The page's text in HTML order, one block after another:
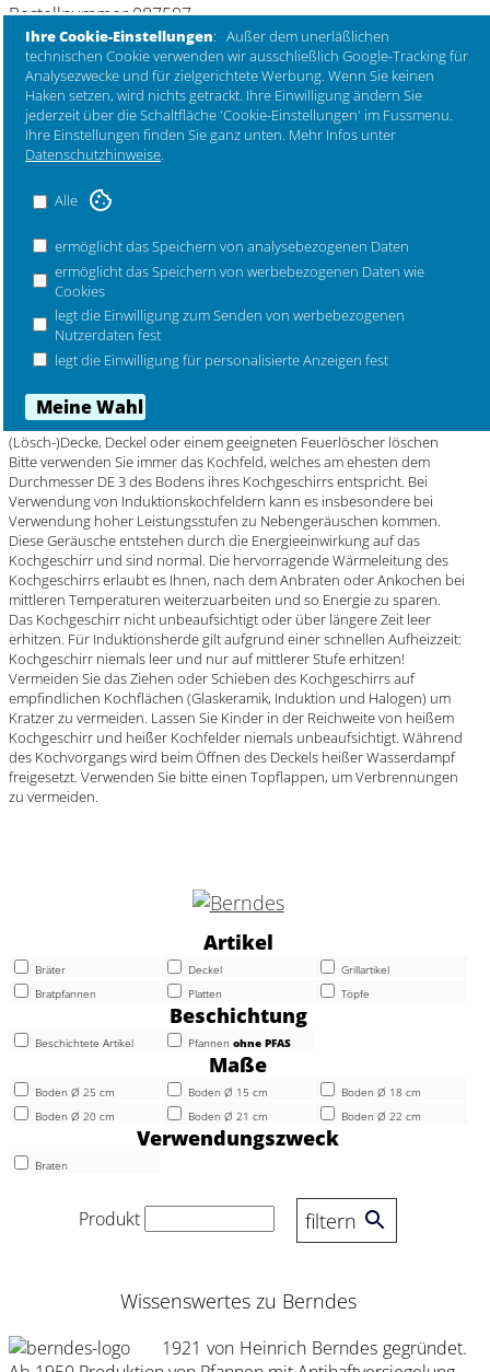
Ihre Cookie-Einstellungen: Außer dem unerläßlichen
technischen Cookie verwenden wir ausschließlich Google-Tracking für
Analysezwecke und für zielgerichtete Werbung. Wenn Sie keinen
Haken setzen, wird nichts getrackt. Ihre Einwilligung ändern Sie
jederzeit über die Schaltfläche 'Cookie-Einstellungen' im Fussmenu.
Ihre Einstellungen finden Sie ganz unten. Mehr Infos unter
Datenschutzhinweise
Alle
ermöglicht das Speichern von analysebezogenen Daten
ermöglicht das Speichern von werbebezogenen Daten wie
Cookies
legt die Einwilligung zum Senden von werbebezogenen
Nutzerdaten fest
legt die Einwilligung für personalisierte Anzeigen fest
Mehr Marken ...
Bestellnummer 087597
Sicherheitshinweise zu diesem Produkt
Zur Sicherheit folgende Hinweise:
Zur Erhaltung Ihres hochwertigen Kochgeschirres meiden Sie
scharfkantige oder spitze Gegenstände wie Messer oder Gabeln.
Gebrauchsspuren wie bspw Kratzspuren beeinträchtigen die Funktion
des Geschirrs nicht, wir empfehlen trotzdem die Verwendung von Holz-
oder Kunststoffküchenhelfern. Mit dem Fingernagel spürbare Kratzer
können die Versiegelung langfristig schädigen. Eine Zugabe von Öl oder
notwendig. wird aber beim Braten mit keramik- oder quarzversiegeltem
(b.nature) Kochgeschirr empohlen. Einige Tropfen Öl oder Fett sind
dabei ausreichend. Wichtig ist jedoch die Wahl des richtigen Öls oder
vermeiden. Weiterführende Informationen finden Sie auf unseren
Internetseiten unter www.berndes.com Wir raten davon ab „Sprüh-Öle“
zu verwenden, da diese einen sehr dünnen Film erzeugen, der schon
auf heißes Fett, da dies zu schwerwiegenden Verpuffungen führen
kann. Brennendes Fett nicht mit Wasser, sondern mit einer
(Lösch-)Decke, Deckel oder einem geeigneten Feuerlöscher löschen
Bitte verwenden Sie immer das Kochfeld, welches am ehesten dem
Durchmesser DE 3 des Bodens ihres Kochgeschirrs entspricht. Bei
Verwendung von Induktionskochfeldern kann es insbesondere bei
Verwendung hoher Leistungsstufen zu Nebengeräuschen kommen.
Diese Geräusche entstehen durch die Energieeinwirkung auf das
Kochgeschirr und sind normal. Die hervorragende Wärmeleitung des
Kochgeschirrs erlaubt es Ihnen, nach dem Anbraten oder Ankochen bei
mittleren Temperaturen weiterzuarbeiten und so Energie zu sparen.
Das Kochgeschirr nicht unbeaufsichtigt oder über längere Zeit leer
erhitzen. Für Induktionsherde gilt aufgrund einer schnellen Aufheizzeit:
Kochgeschirr niemals leer und nur auf mittlerer Stufe erhitzen!
Vermeiden Sie das Ziehen oder Schieben des Kochgeschirrs auf
empfindlichen Kochflächen (Glaskeramik, Induktion und Halogen) um
Kratzer zu vermeiden. Lassen Sie Kinder in der Reichweite von heißem
Kochgeschirr und heißer Kochfelder niemals unbeaufsichtigt. Während
des Kochvorgangs wird beim Öffnen des Deckels heißer Wasserdampf
freigesetzt. Verwenden Sie bitte einen Topflappen, um Verbrennungen
zu vermeiden.
Artikel
Bräter Deckel
Grillartikel
Bratpfannen
Platten Töpfe
Beschichtung
Beschichtete Artikel Pfannen ohne PFAS
Maße
Boden Ø 25 cm Boden Ø 15 cm
Boden Ø 18 cm
Boden Ø 20 cm
Boden Ø 21 cm Boden Ø 22 cm
Verwendungszweck
Braten
Produkt filtern
Wissenswertes zu Berndes
1921 von Heinrich Berndes gegründet.